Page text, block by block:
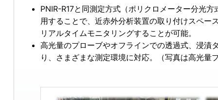
PNIR-R17と同測定方式（ポリクロメーター分光
用することで、近赤外分析装置の取り付けスペー
リアルタイムモニタリングすることが可能。
高光量のプローブやオフラインでの透過式、浸漬
り、さまざまな測定環境に対応。（写真は高光量